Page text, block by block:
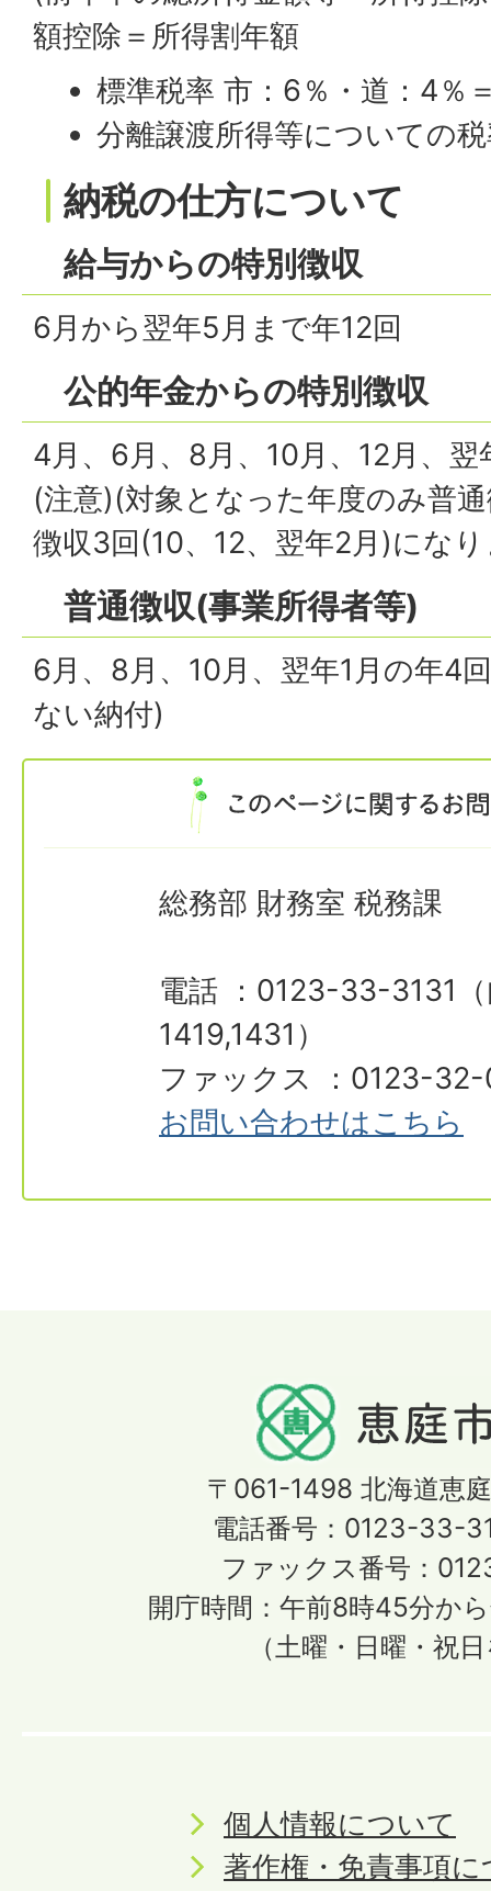
額控除＝所得割年額
標準税率 市：6％・道：4％
分離譲渡所得等についての
納税の仕方について
給与からの特別徴収
6月から翌年5月まで年12回
公的年金からの特別徴収
4月、6月、8月、10月、12月、
(注意)(対象となった年度のみ普
徴収3回(10、12、翌年2月)にな
普通徴収(事業所得者等)
6月、8月、10月、翌年1月の年4
ない納付)
総務部 財務室 税務課
電話 ：0123-33-3131（
1419,1431）
ファックス ：0123-
お問い合わせはこちら
〒061-1498 北海道恵
電話番号：0123-33-
ファックス番号：
開庁時間：午前8時45分か
（土曜・日曜・祝
個人情報について
著作権・免責事項